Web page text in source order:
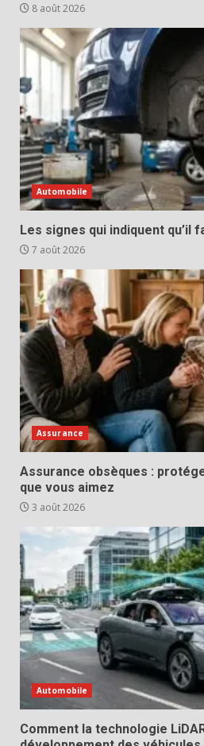
8 août 2026
Automobile
Les signes qui indiquent qu’il
7 août 2026
Assurance
Assurance obsèques :
que vous aimez
3 août 2026
Automobile
Comment la technologie